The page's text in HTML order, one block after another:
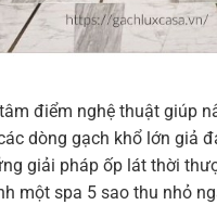
điểm nghệ thuật giúp
dòng gạch khổ lớn giả
giải pháp ốp lát thời
một spa 5 sao thu nhỏ